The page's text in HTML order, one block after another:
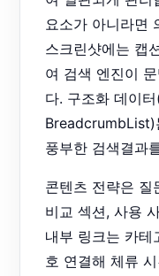
요소가 아니라면
스크린샷에는 캡
여 검색 엔진이
다. 구조화 데이
BreadcrumbList)
풍부한 검색결과
콘텐츠 전략은 질
비교 섹션, 사용
내부 링크는 카
호 연결해 체류